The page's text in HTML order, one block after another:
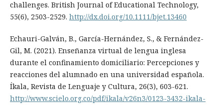
challenges. British Journal of Educational Technology,
55(6), 2503-2529. http://dx.doi.org/10.1111/bjet.13460
Echauri-Galván, B., García-Hernández, S., & Fernández-
Gil, M. (2021). Enseñanza virtual de lengua inglesa
durante el confinamiento domiciliario: Percepciones y
reacciones del alumnado en una universidad española.
Íkala, Revista de Lenguaje y Cultura, 26(3), 603-621.
http://www.scielo.org.co/pdf/ikala/v26n3/0123-3432-ikala-